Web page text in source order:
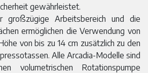
gewährleistet.
großzügige Arbeitsbereich und die
ermöglichen die Verwendung von
von bis zu 14 cm zusätzlich zu den
Alle Arcadia-Modelle sind
volumetrischen Rotationspumpe